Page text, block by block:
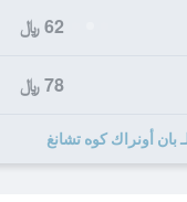
62 ﷼
78 ﷼